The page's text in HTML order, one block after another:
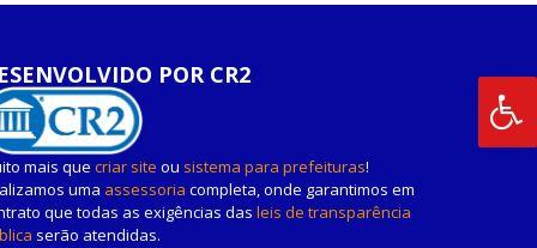
POR CR2
mais que criar site ou sistema para prefeituras!
uma assessoria completa, onde garantimos em
que todas as exigências das leis de transparência
serão atendidas.